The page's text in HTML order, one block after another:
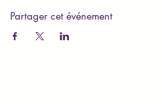
Partager cet événement